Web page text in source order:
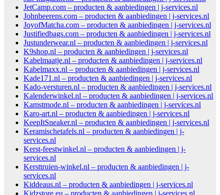
JetCamp.com – producten & aanbiedingen | j-services.nl
Johnbeerens.com – producten & aanbiedingen | j-services.nl
JoyofMatcha.com – producten & aanbiedingen | j-services.nl
Justifiedbags.com – producten & aanbiedingen | j-services.nl
Justunderwear.nl – producten & aanbiedingen | j-services.nl
K9shop.nl – producten & aanbiedingen | j-services.nl
Kabelmaatje.nl – producten & aanbiedingen | j-services.nl
Kabelmaxx.nl – producten & aanbiedingen | j-services.nl
Kade171.nl – producten & aanbiedingen | j-services.nl
Kado-versturen.nl – producten & aanbiedingen | j-services.nl
Kalenderwinkel.nl – producten & aanbiedingen | j-services.nl
Kamstmode.nl – producten & aanbiedingen | j-services.nl
Karo-art.nl – producten & aanbiedingen | j-services.nl
KeepItSneaker.nl – producten & aanbiedingen | j-services.nl
Keramischetafels.nl – producten & aanbiedingen | j-
services.nl
Kerst-feestwinkel.nl – producten & aanbiedingen | j-
services.nl
Kersttruien-winkel.nl – producten & aanbiedingen | j-
services.nl
Kiddeaus.nl – producten & aanbiedingen | j-services.nl
Kidzstore.eu – producten & aanbiedingen | j-services.nl